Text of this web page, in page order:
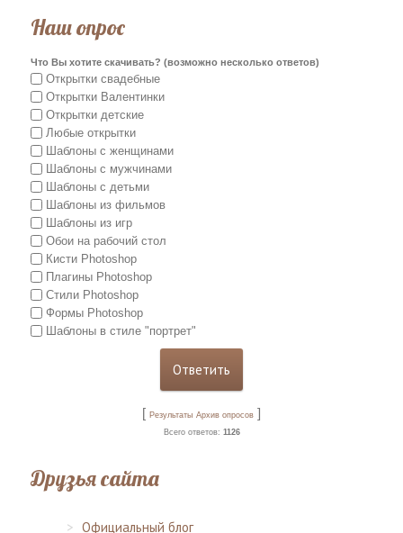
Наш опрос
Что Вы хотите скачивать? (возможно несколько ответов)
Открытки свадебные
Открытки Валентинки
Открытки детские
Любые открытки
Шаблоны с женщинами
Шаблоны с мужчинами
Шаблоны с детьми
Шаблоны из фильмов
Шаблоны из игр
Обои на рабочий стол
Кисти Photoshop
Плагины Photoshop
Стили Photoshop
Формы Photoshop
Шаблоны в стиле "портрет"
[ Результаты Архив опросов ]
Всего ответов: 1126
Друзья сайта
Официальный блог